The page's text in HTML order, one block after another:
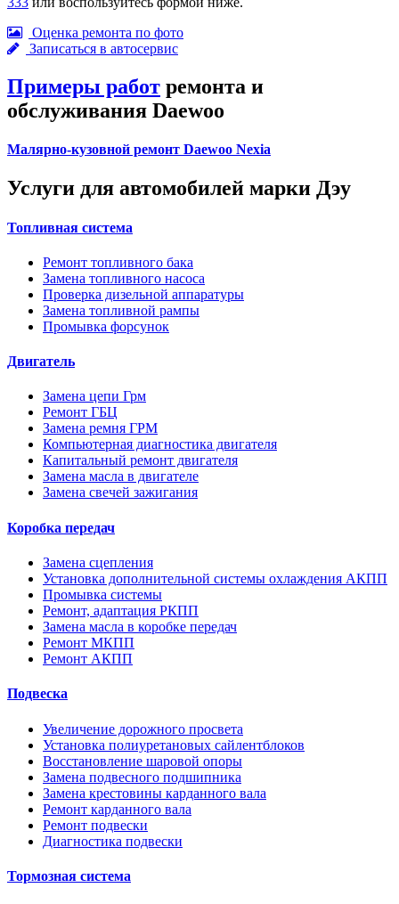
Оценка ремонта по фото
Записаться в автосервис
Примеры работ ремонта и
обслуживания Daewoo
Малярно-кузовной ремонт Daewoo Nexia
Услуги для автомобилей марки Дэу
Топливная система
Ремонт топливного бака
Замена топливного насоса
Проверка дизельной аппаратуры
Замена топливной рампы
Промывка форсунок
Двигатель
Замена цепи Грм
Ремонт ГБЦ
Замена ремня ГРМ
Компьютерная диагностика двигателя
Капитальный ремонт двигателя
Замена масла в двигателе
Замена свечей зажигания
Коробка передач
Замена сцепления
Установка дополнительной системы охлаждения АКПП
Промывка системы
Ремонт, адаптация РКПП
Замена масла в коробке передач
Ремонт МКПП
Ремонт АКПП
Подвеска
Увеличение дорожного просвета
Установка полиуретановых сайлентблоков
Восстановление шаровой опоры
Замена подвесного подшипника
Замена крестовины карданного вала
Ремонт карданного вала
Ремонт подвески
Диагностика подвески
Тормозная система